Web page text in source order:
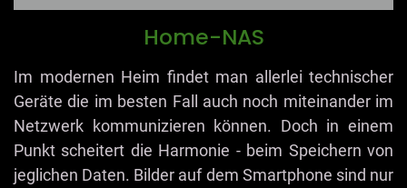
Home-NAS
Im modernen Heim findet man allerlei technischer
Geräte die im besten Fall auch noch miteinander im
Netzwerk kommunizieren können. Doch in einem
Punkt scheitert die Harmonie - beim Speichern von
jeglichen Daten. Bilder auf dem Smartphone sind nur